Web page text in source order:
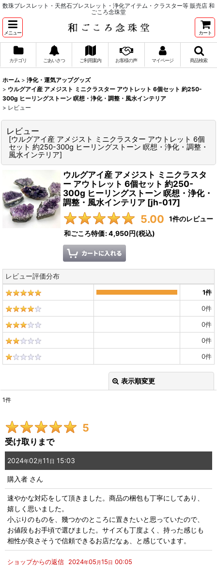
数珠ブレスレット・天然石ブレスレット・浄化アイテム・クラスター等 販売店 和
ごころ念珠堂
メニュー カート
カテゴリ ごあいさつ ご利用案内 お客様の声 マイページ 商品検索
ホーム > 浄化・運気アップグッズ
> ウルグアイ産 アメジスト ミニクラスター アウトレット 6個セット 約250-
300g ヒーリングストーン 瞑想・浄化・調整・風水インテリア
> レビュー
レビュー
[ウルグアイ産 アメジスト ミニクラスター アウトレット 6個
セット 約250-300g ヒーリングストーン 瞑想・浄化・調整・
風水インテリア]
ウルグアイ産 アメジスト ミニクラスタ
ー アウトレット 6個セット 約250-
300g ヒーリングストーン 瞑想・浄化・
調整・風水インテリア [jh-017]
5.00 1件のレビュー
和ごころ特価:4,950円(税込)
レビュー評価分布
1件
0件
0件
0件
0件
表示順変更
期間:
画像:
星の数 :
並び順:
絞り込む
1件
5
受け取りまで
2024年02月 11 日 15:03
購入者 さん
速やかな対応をして頂きました。商品の梱包も丁寧にしてあり、
嬉しく思いました。
小ぶりのものを、幾つかのところに置きたいと思っていたので、
お値段もお手頃で選びました。サイズも丁度よく、持った感じも
相性が良さそうで信頼できるお店だなぁ、と感じています。
ショップからの返信 2024年05 月15日 00:05